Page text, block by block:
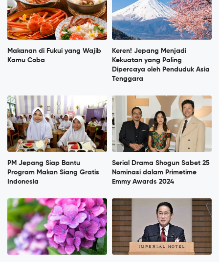
Makanan di Fukui yang Wajib
Kamu Coba
Keren! Jepang Menjadi
Kekuatan yang Paling
Dipercaya oleh Penduduk Asia
Tenggara
PM Jepang Siap Bantu
Program Makan Siang Gratis
Indonesia
Serial Drama Shogun Sabet 25
Nominasi dalam Primetime
Emmy Awards 2024